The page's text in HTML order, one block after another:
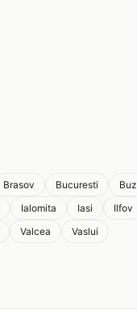
Brasov Bucuresti
Ialomita Iasi Ilfov
Valcea Vaslui